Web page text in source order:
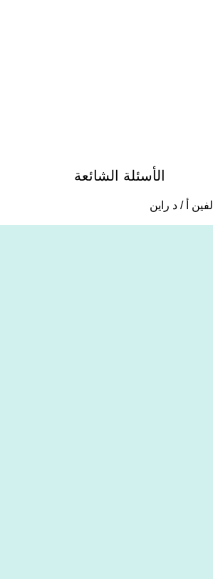
الأسئلة الشائعة
ألفين أ / د راين